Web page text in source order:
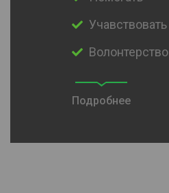
Учавствовать
Волонтерство
Подробнее